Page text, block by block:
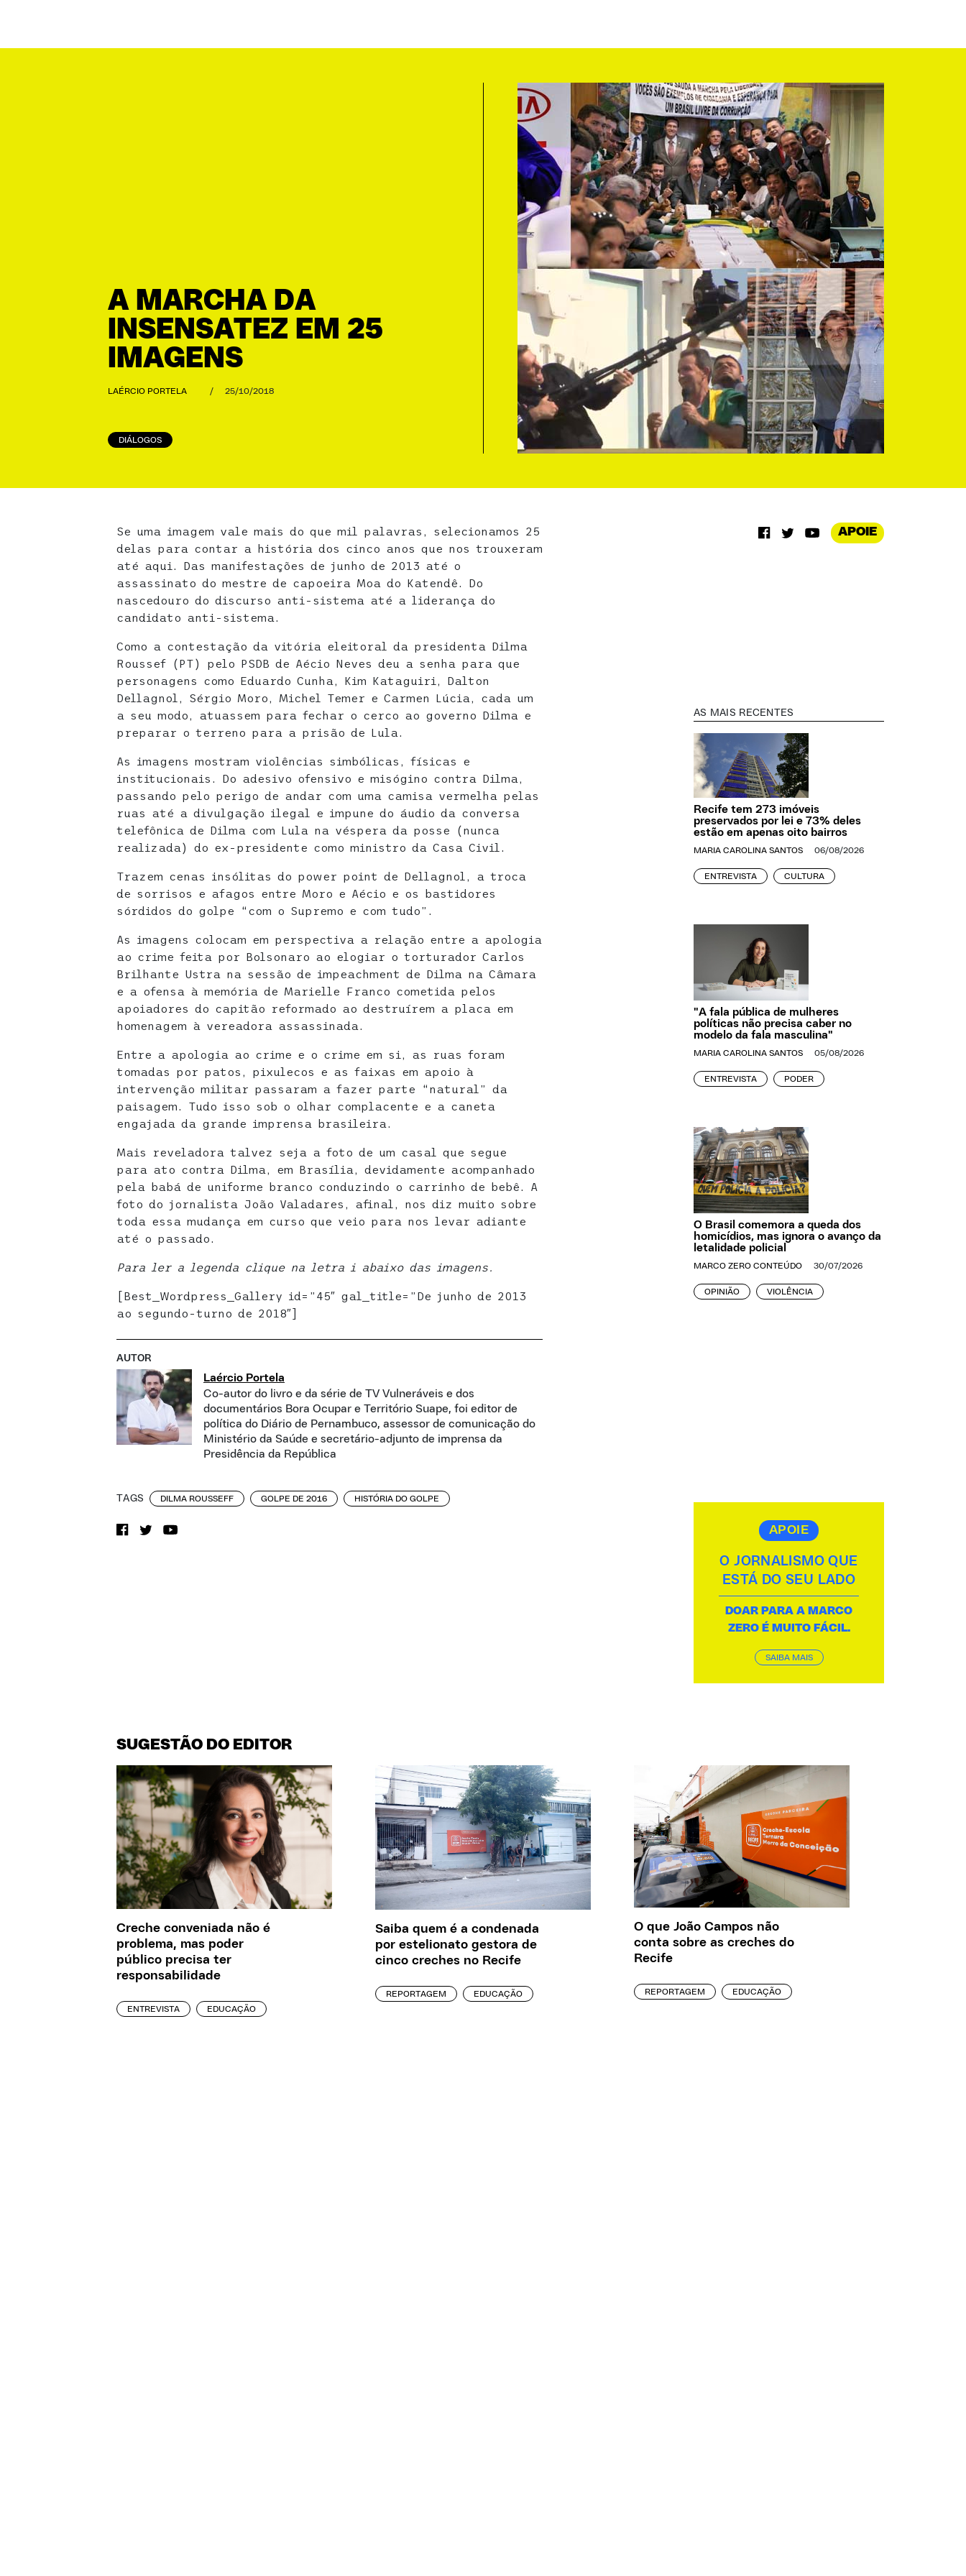
A MARCHA DA
INSENSATEZ EM 25
IMAGENS
LAÉRCIO PORTELA / 25/10/2018
DIÁLOGOS
Se uma imagem vale mais do que mil palavras, selecionamos 25
delas para contar a história dos cinco anos que nos trouxeram
até aqui. Das manifestações de junho de 2013 até o
assassinato do mestre de capoeira Moa do Katendê. Do
nascedouro do discurso anti-sistema até a liderança do
candidato anti-sistema.
Como a contestação da vitória eleitoral da presidenta Dilma
Roussef (PT) pelo PSDB de Aécio Neves deu a senha para que
personagens como Eduardo Cunha, Kim Kataguiri, Dalton
Dellagnol, Sérgio Moro, Michel Temer e Carmen Lúcia, cada um
a seu modo, atuassem para fechar o cerco ao governo Dilma e
preparar o terreno para a prisão de Lula.
As imagens mostram violências simbólicas, físicas e
institucionais. Do adesivo ofensivo e misógino contra Dilma,
passando pelo perigo de andar com uma camisa vermelha pelas
ruas até a divulgação ilegal e impune do áudio da conversa
telefônica de Dilma com Lula na véspera da posse (nunca
realizada) do ex-presidente como ministro da Casa Civil.
Trazem cenas insólitas do power point de Dellagnol, a troca
de sorrisos e afagos entre Moro e Aécio e os bastidores
sórdidos do golpe “com o Supremo e com tudo”.
As imagens colocam em perspectiva a relação entre a apologia
ao crime feita por Bolsonaro ao elogiar o torturador Carlos
Brilhante Ustra na sessão de impeachment de Dilma na Câmara
e a ofensa à memória de Marielle Franco cometida pelos
apoiadores do capitão reformado ao destruírem a placa em
homenagem à vereadora assassinada.
Entre a apologia ao crime e o crime em si, as ruas foram
tomadas por patos, pixulecos e as faixas em apoio à
intervenção militar passaram a fazer parte “natural” da
paisagem. Tudo isso sob o olhar complacente e a caneta
engajada da grande imprensa brasileira.
Mais reveladora talvez seja a foto de um casal que segue
para ato contra Dilma, em Brasília, devidamente acompanhado
pela babá de uniforme branco conduzindo o carrinho de bebê. A
foto do jornalista João Valadares, afinal, nos diz muito sobre
toda essa mudança em curso que veio para nos levar adiante
até o passado.
Para ler a legenda clique na letra i abaixo das imagens.
[Best_Wordpress_Gallery id=”45″ gal_title=”De junho de 2013
ao segundo-turno de 2018″]
AUTOR
Laércio Portela
Co-autor do livro e da série de TV Vulneráveis e dos
documentários Bora Ocupar e Território Suape, foi editor de
política do Diário de Pernambuco, assessor de comunicação do
Ministério da Saúde e secretário-adjunto de imprensa da
Presidência da República
TAGS DILMA ROUSSEFF GOLPE DE 2016 HISTÓRIA DO GOLPE
APOIE
AS MAIS RECENTES
Recife tem 273 imóveis
preservados por lei e 73% deles
estão em apenas oito bairros
MARIA CAROLINA SANTOS 06/08/2026
ENTREVISTA CULTURA
"A fala pública de mulheres
políticas não precisa caber no
modelo da fala masculina"
MARIA CAROLINA SANTOS 05/08/2026
ENTREVISTA PODER
O Brasil comemora a queda dos
homicídios, mas ignora o avanço da
letalidade policial
MARCO ZERO CONTEÚDO 30/07/2026
OPINIÃO VIOLÊNCIA
APOIE
O JORNALISMO QUE
ESTÁ DO SEU LADO
DOAR PARA A MARCO
ZERO É MUITO FÁCIL.
SAIBA MAIS
SUGESTÃO DO EDITOR
Creche conveniada não é
problema, mas poder
público precisa ter
responsabilidade
ENTREVISTA EDUCAÇÃO
Saiba quem é a condenada
por estelionato gestora de
cinco creches no Recife
REPORTAGEM EDUCAÇÃO
O que João Campos não
conta sobre as creches do
Recife
REPORTAGEM EDUCAÇÃO